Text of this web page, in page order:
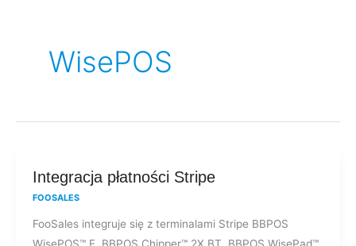
WisePOS
Integracja płatności Stripe
FOOSALES
FooSales integruje się z terminalami Stripe BBPOS
Integracja
płatności